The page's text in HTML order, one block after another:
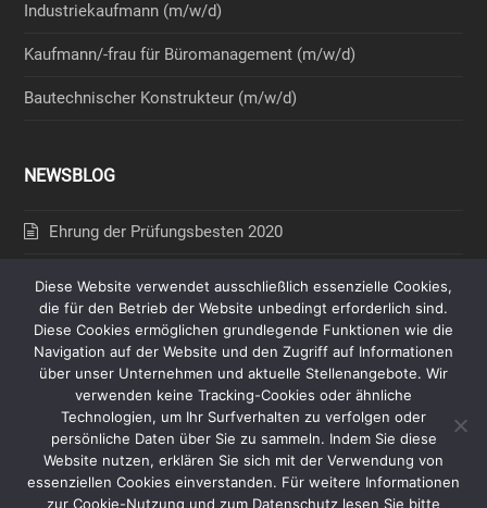
Industriekaufmann (m/w/d)
Kaufmann/-frau für Büromanagement (m/w/d)
Bautechnischer Konstrukteur (m/w/d)
NEWSBLOG
Ehrung der Prüfungsbesten 2020
Unbedenklichkeitsbescheinigung BG Bau
Freistellungsbescheinigung 2026-2028
© 2026 -August Ullrich GmbH-verbindet.Nicht nur Straßen.
Diese Website verwendet ausschließlich essenzielle Cookies,
die für den Betrieb der Website unbedingt erforderlich sind.
Diese Cookies ermöglichen grundlegende Funktionen wie die
Navigation auf der Website und den Zugriff auf Informationen
über unser Unternehmen und aktuelle Stellenangebote. Wir
verwenden keine Tracking-Cookies oder ähnliche
Technologien, um Ihr Surfverhalten zu verfolgen oder
persönliche Daten über Sie zu sammeln. Indem Sie diese
Website nutzen, erklären Sie sich mit der Verwendung von
essenziellen Cookies einverstanden. Für weitere Informationen
zur Cookie-Nutzung und zum Datenschutz lesen Sie bitte